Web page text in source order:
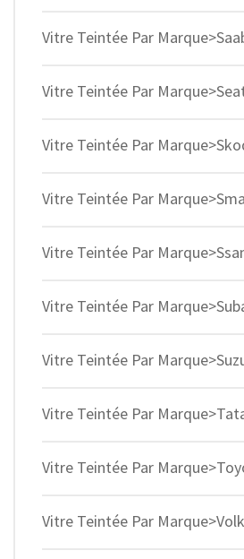
Vitre Teintée Par
Vitre Teintée Par
Vitre Teintée Par
Vitre Teintée Par
Vitre Teintée Par
Vitre Teintée Par
Vitre Teintée Par
Vitre Teintée Par
Vitre Teintée Par
Vitre Teintée Par